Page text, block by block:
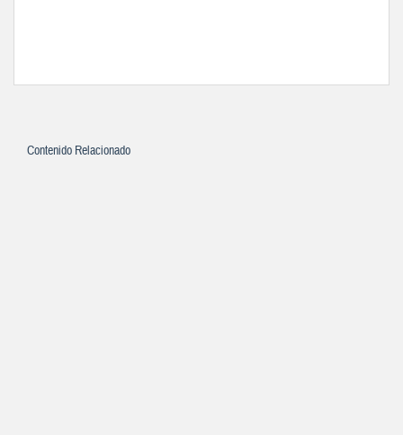
Contenido Relacionado